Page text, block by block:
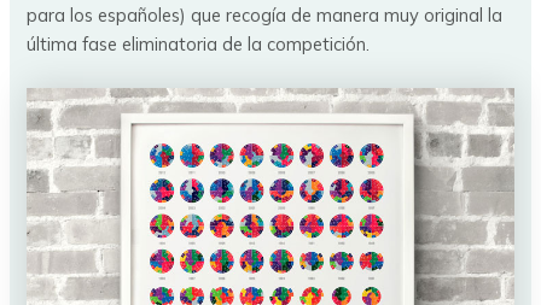
para los españoles) que recogía de manera muy original la
última fase eliminatoria de la competición.